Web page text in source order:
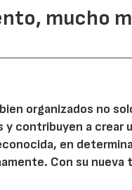
mucho
organizados no
contribuyen a crear
en
Con su